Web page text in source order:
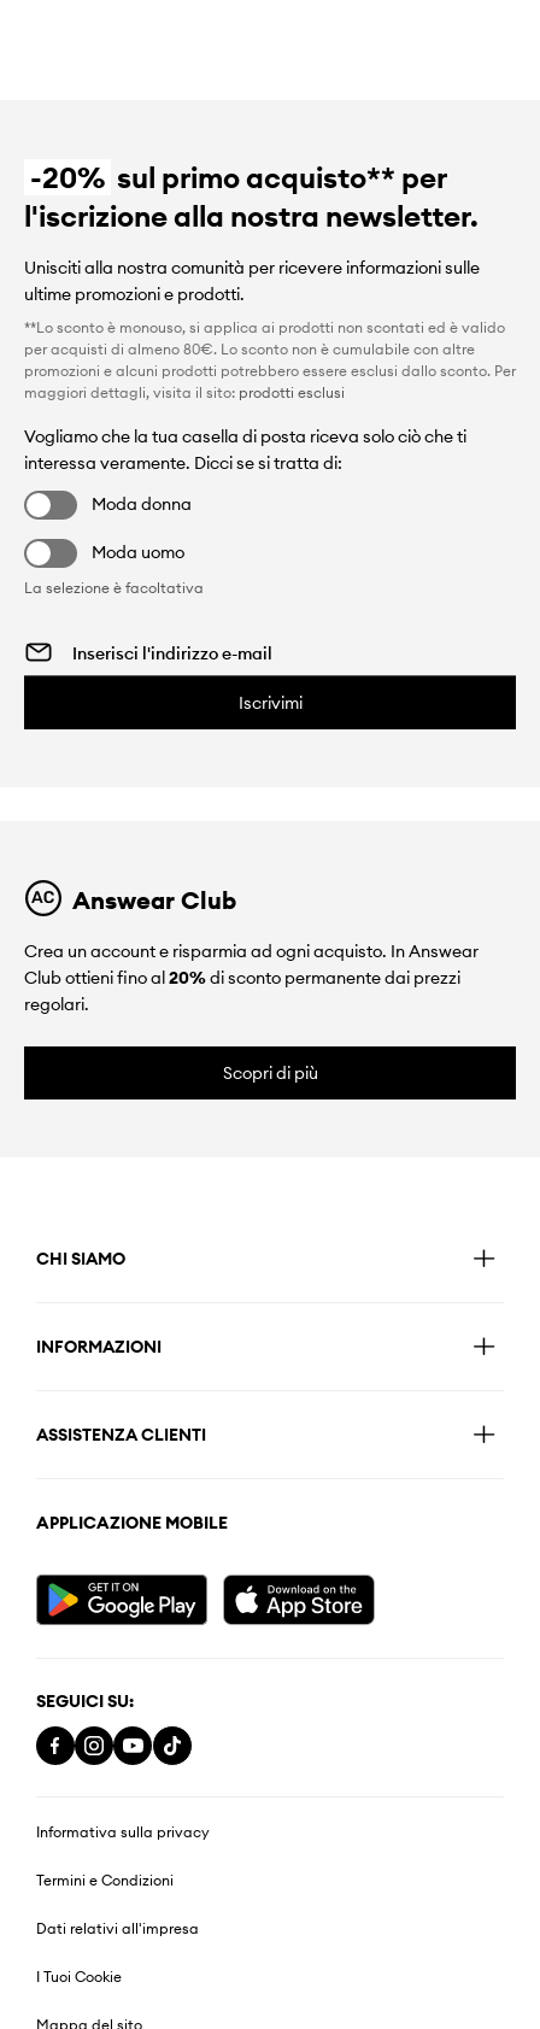
-20% sul primo acquisto** per
l'iscrizione alla nostra newsletter.
Unisciti alla nostra comunità per ricevere informazioni sulle
ultime promozioni e prodotti.
**Lo sconto è monouso, si applica ai prodotti non scontati ed è valido
per acquisti di almeno 80€. Lo sconto non è cumulabile con altre
promozioni e alcuni prodotti potrebbero essere esclusi dallo sconto. Per
maggiori dettagli, visita il sito: prodotti esclusi
Vogliamo che la tua casella di posta riceva solo ciò che ti
interessa veramente. Dicci se si tratta di:
Moda donna
Moda uomo
La selezione è facoltativa
Iscrivimi
Answear Club
Crea un account e risparmia ad ogni acquisto. In Answear
Club ottieni fino al20%di sconto permanente dai prezzi
regolari.
Scopri di più
CHI SIAMO
INFORMAZIONI
ASSISTENZA CLIENTI
APPLICAZIONE MOBILE
SEGUICI SU:
Informativa sulla privacy
Termini e Condizioni
Dati relativi all'impresa
I Tuoi Cookie
Mappa del sito